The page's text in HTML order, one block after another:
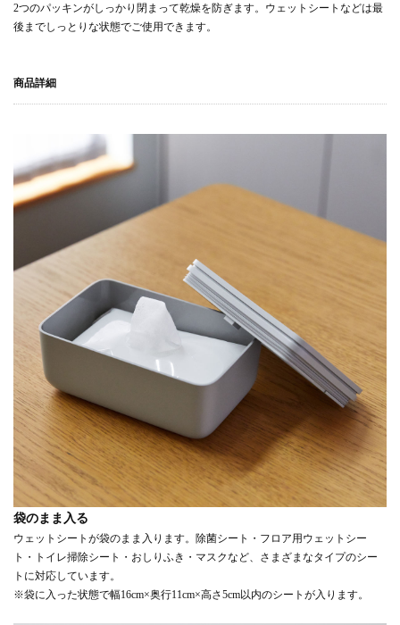
2つのパッキンがしっかり閉まって乾燥を防ぎます。ウェットシートなどは最
後までしっとりな状態でご使用できます。
商品詳細
袋のまま入る
ウェットシートが袋のまま入ります。除菌シート・フロア用ウェットシー
ト・トイレ掃除シート・おしりふき・マスクなど、さまざまなタイプのシー
トに対応しています。
※袋に入った状態で幅16cm×奥行11cm×高さ5cm以内のシートが入ります。